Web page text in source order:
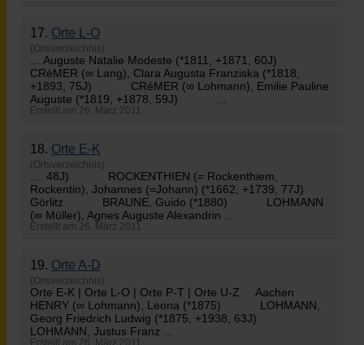
17. Orte L-O
(Ortsverzeichnis)
... Auguste Natalie Modeste (*1811, +1871, 60J)
CRéMER (∞ Lang), Clara Augusta Franziska (*1818,
+1893, 75J) CRéMER (∞ Lohmann), Emilie Pauline
Auguste (*1819, +1878, 59J) ...
Erstellt am 26. März 2011
18. Orte E-K
(Ortsverzeichnis)
... 48J) ROCKENTHIEN (= Rockenthiem,
Rockentin), Johannes (=Johann) (*1662, +1739, 77J)
Görlitz BRAUNE, Guido (*1880) LOHMANN
(∞ Müller), Agnes Auguste Alexandrin ...
Erstellt am 26. März 2011
19. Orte A-D
(Ortsverzeichnis)
Orte E-K | Orte L-O | Orte P-T | Orte U-Z Aachen
HENRY (∞ Lohmann), Leona (*1875) LOHMANN,
Georg Friedrich Ludwig (*1875, +1938, 63J)
LOHMANN, Justus Franz ...
Erstellt am 26. März 2011